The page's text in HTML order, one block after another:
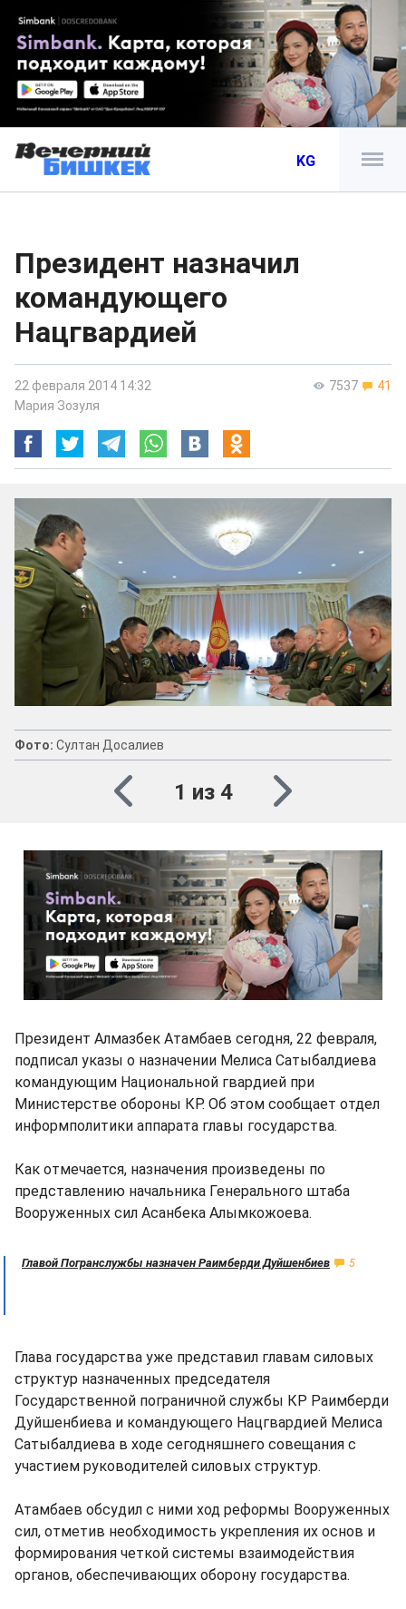
KG
Президент назначил
командующего
Нацгвардией
7537 41
22 февраля 2014 14:32
Мария Зозуля
Фото: Султан Досалиев
1 из 4
Президент Алмазбек Атамбаев сегодня, 22 февраля,
подписал указы о назначении Мелиса Сатыбалдиева
командующим Национальной гвардией при
Министерстве обороны КР. Об этом сообщает отдел
информполитики аппарата главы государства.
Как отмечается, назначения произведены по
представлению начальника Генерального штаба
Вооруженных сил Асанбека Алымкожоева.
Главой Погранслужбы назначен Раимберди Дуйшенбиев 5
Глава государства уже представил главам силовых
структур назначенных председателя
Государственной пограничной службы КР Раимберди
Дуйшенбиева и командующего Нацгвардией Мелиса
Сатыбалдиева в ходе сегодняшнего совещания с
участием руководителей силовых структур.
Атамбаев обсудил с ними ход реформы Вооруженных
сил, отметив необходимость укрепления их основ и
формирования четкой системы взаимодействия
органов, обеспечивающих оборону государства.